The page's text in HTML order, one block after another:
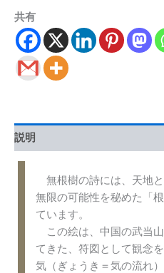
共有
説明
無根樹の詩には、天地と
無限の可能性を秘めた「
ています。
この絵は、中国の武当
てきた、符図として観念
気（ぎょうき＝気の流れ